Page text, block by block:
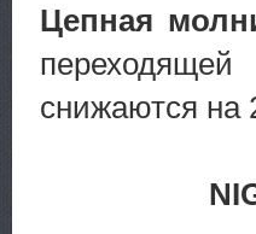
Цепная
снижаются на